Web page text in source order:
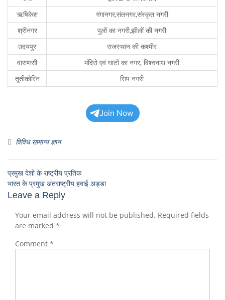
ऋषिकेश
गंगानगर,संतनगर,संस्कृत नगरी
श्रीनगर
पुलों का नगरी,झीलों की नगरी
उदयपुर
राजस्थान की कश्मीर
वाराणसी
मंदिरो एवं घाटों का नगर, विश्वनाथ नगरी
तूतीकोरिन
सिप नगरी
Join Now
विविध सामान्य ज्ञान
प्रमुख देशो के राष्ट्रीय प्रतिक
भारत के प्रमुख अंतराष्ट्रीय हवाई अड्डा
Leave a Reply
Your email address will not be published. Required fields
are marked *
Comment *